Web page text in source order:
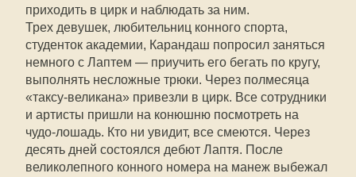
приходить в цирк и наблюдать за ним.
Трех девушек, любительниц конного спорта,
студенток академии, Карандаш попросил заняться
немного с Лаптем — приучить его бегать по кругу,
выполнять несложные трюки. Через полмесяца
«таксу-великана» привезли в цирк. Все сотрудники
и артисты пришли на конюшню посмотреть на
чудо-лошадь. Кто ни увидит, все смеются. Через
десять дней состоялся дебют Лаптя. После
великолепного конного номера на манеж выбежал